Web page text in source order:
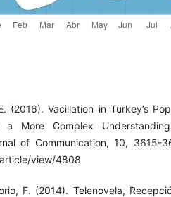
(2016). Vacillation in Turkey’s
a More Complex
of Communication, 10, 3615-
view/4808
F. (2014). Telenovela,